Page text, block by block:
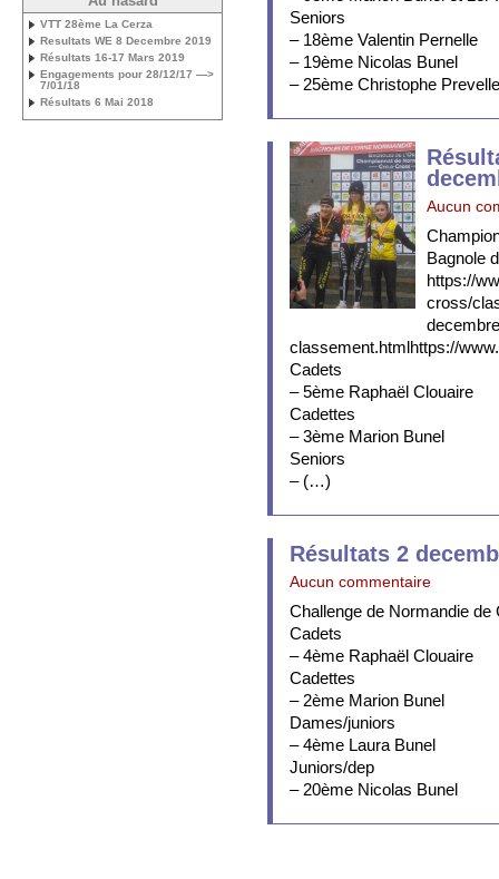
Seniors
– 18ème Valentin Pernelle
– 19ème Nicolas Bunel
– 25ème Christophe Prevelle
Aucun
Bagnole
https://
cross/
classement.htmlhttps://
Cadets
– 5ème Raphaël Clouaire
Cadettes
– 3ème Marion Bunel
Seniors
– (…)
Résultats 2
Aucun commentaire
Challenge de Normandie
Cadets
– 4ème Raphaël Clouaire
Cadettes
– 2ème Marion Bunel
Dames/juniors
– 4ème Laura Bunel
Juniors/dep
– 20ème Nicolas Bunel
VTT 28ème La Cerza
Resultats WE 8 Decembre 2019
Résultats 16-17 Mars 2019
Engagements pour 28/12/17 —>
7/01/18
Résultats 6 Mai 2018